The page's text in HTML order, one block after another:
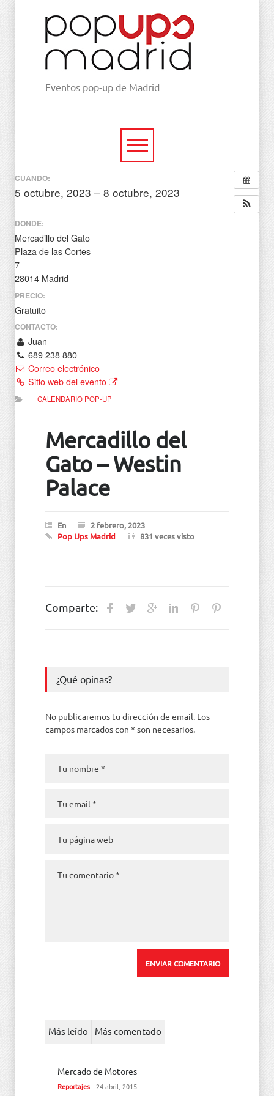
Eventos pop-up de Madrid
CUANDO:
5 octubre, 2023 – 8 octubre, 2023
DONDE:
Mercadillo del Gato
Plaza de las Cortes
7
28014 Madrid
PRECIO:
Gratuito
CONTACTO:
Juan
689 238 880
Correo electrónico
Sitio web del evento
CALENDARIO POP-UP
Mercadillo del
Gato – Westin
Palace
En
2 febrero, 2023
Pop Ups Madrid
831 veces visto
Comparte:
¿Qué opinas?
No publicaremos tu dirección de email. Los
campos marcados con * son necesarios.
Más leído Más comentado
Mercado de Motores
Reportajes 24 abril, 2015